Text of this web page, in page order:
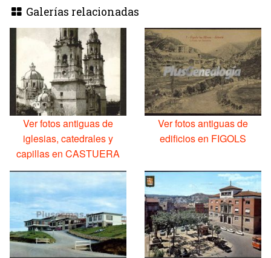
Galerías relacionadas
Ver fotos antiguas de
iglesias, catedrales y
capillas en CASTUERA
Ver fotos antiguas de
edificios en FIGOLS